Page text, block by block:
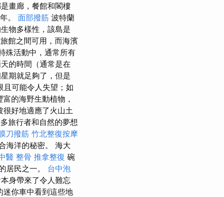
畫廊，餐館和閣樓
。 面部撥筋 波特蘭
物多樣性，該島是
館之間可用，而海濱
殊活動中，通常所有
的時間（通常是在
期就足夠了，但是
可能令人失望；如
的海野生動植物，
好地適應了火山土
旅行者和自然的夢想
刀撥筋 竹北整復按摩
海洋的秘密。 海大
醫 整骨 推拿整復 碗
居民之一。 台中泡
身帶來了令人難忘
迷你車中看到這些地